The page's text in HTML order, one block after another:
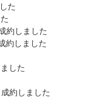
た
約しました
約しました
した
約しました